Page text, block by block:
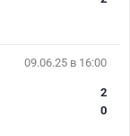
09.06.25 в 16:00
2
0